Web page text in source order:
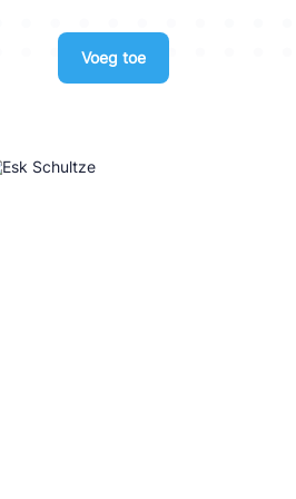
Voeg toe